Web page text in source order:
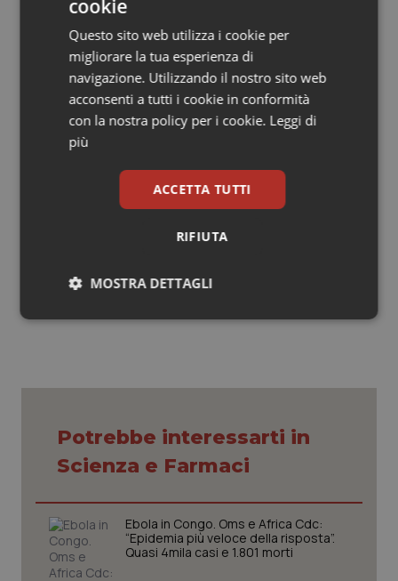
medici, pertanto, afferma l’Ema “devono interrompere
la prescrizione delle formulazioni orali di buflomedil e
devono considerare opzioni alternative di trattamento,
compresa la gestione delle malattie preesistenti che
possono aumentare il rischio di arteriopatia periferica
occlusiva, come il diabete e la pressione arteriosa
elevata. I pazienti che attualmente usano medicinali
contenenti buflomedil devono prendere un
appuntamento con il proprio medico quanto prima per
discutere il loro trattamento in corso”.
© Riproduzione riservata
Potrebbe interessarti in
Scienza e Farmaci
Ebola in Congo. Oms e Africa Cdc:
“Epidemia più veloce della risposta”.
Quasi 4mila casi e 1.801 morti
cookie
Questo sito web utilizza i cookie per
migliorare la tua esperienza di
navigazione. Utilizzando il nostro sito web
acconsenti a tutti i cookie in conformità
con la nostra policy per i cookie. Leggi di
più
ACCETTA TUTTI
RIFIUTA
MOSTRA DETTAGLI
Necessari Statistici Marketing
Necessari Statistici Marketing
navigazione sulle pagine e l'accesso alle aree
protette del sito. Il sito web non è in grado di
funzionare correttamente senza questi cookie.